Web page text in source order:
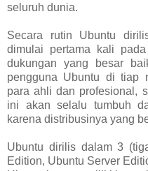
seluruh dunia.
Secara rutin Ubuntu
dimulai pertama kali
dukungan yang besar
pengguna Ubuntu di tiap
para ahli dan profesional,
ini akan selalu tumbuh
karena distribusinya yang
Ubuntu dirilis dalam 3
Edition, Ubuntu Server